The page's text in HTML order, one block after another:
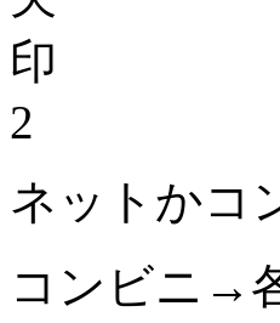
2
ネットかコ
コンビニ→